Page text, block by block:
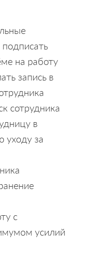
на работу
запись в
сотрудника
в
уходу за
с
усилий